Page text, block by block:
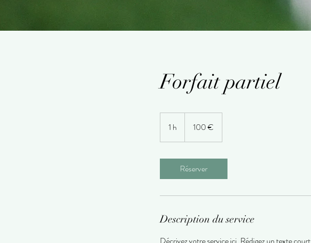
Forfait partiel
1 h 100 €
Réserver
Description du service